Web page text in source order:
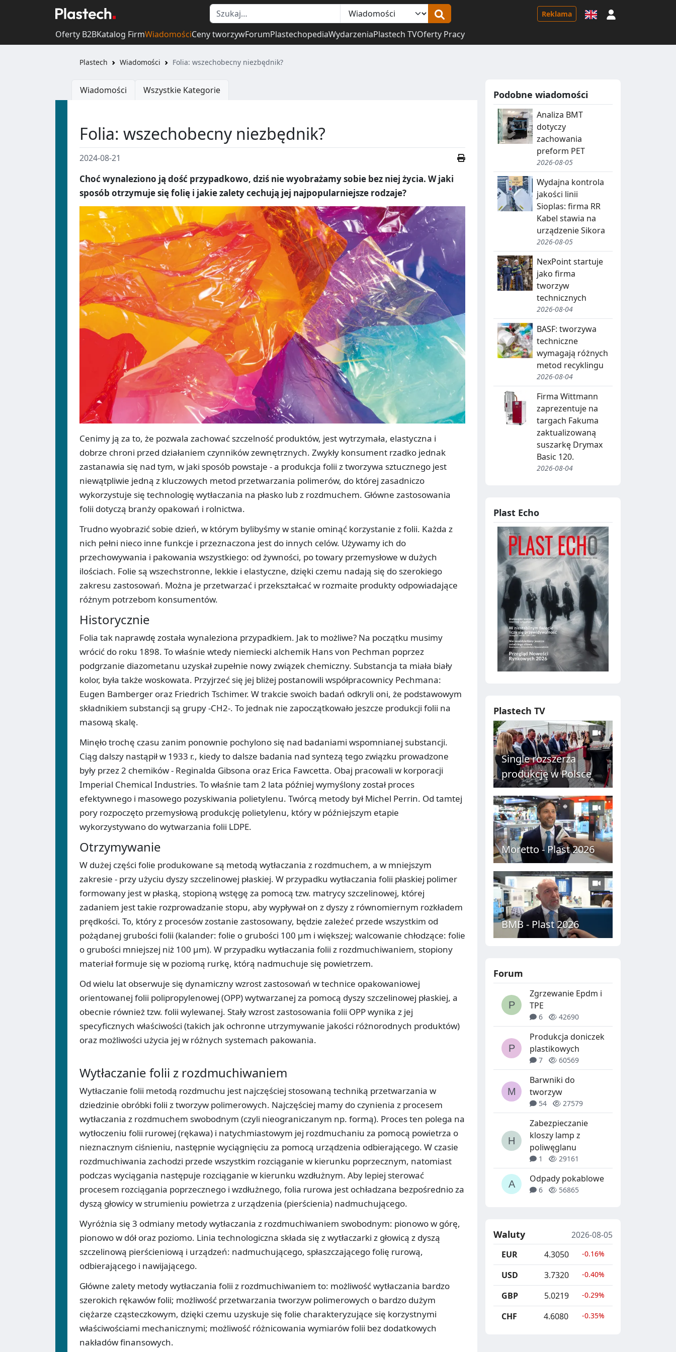
Reklama
Oferty B2BKatalog FirmWiadomościCeny tworzywForumPlastechopediaWydarzeniaPlastech TVOferty Pracy
Plastech Wiadomości Folia: wszechobecny niezbędnik?
Wiadomości Wszystkie Kategorie
Folia: wszechobecny niezbędnik?
2024-08-21
Choć wynaleziono ją dość przypadkowo, dziś nie wyobrażamy sobie bez niej życia. W jaki
sposób otrzymuje się folię i jakie zalety cechują jej najpopularniejsze rodzaje?
Cenimy ją za to, że pozwala zachować szczelność produktów, jest wytrzymała, elastyczna i
dobrze chroni przed działaniem czynników zewnętrznych. Zwykły konsument rzadko jednak
zastanawia się nad tym, w jaki sposób powstaje - a produkcja folii z tworzywa sztucznego jest
niewątpliwie jedną z kluczowych metod przetwarzania polimerów, do której zasadniczo
wykorzystuje się technologię wytłaczania na płasko lub z rozdmuchem. Główne zastosowania
folii dotyczą branży opakowań i rolnictwa.
Trudno wyobrazić sobie dzień, w którym bylibyśmy w stanie ominąć korzystanie z folii. Każda z
nich pełni nieco inne funkcje i przeznaczona jest do innych celów. Używamy ich do
przechowywania i pakowania wszystkiego: od żywności, po towary przemysłowe w dużych
ilościach. Folie są wszechstronne, lekkie i elastyczne, dzięki czemu nadają się do szerokiego
zakresu zastosowań. Można je przetwarzać i przekształcać w rozmaite produkty odpowiadające
różnym potrzebom konsumentów.
Historycznie
Folia tak naprawdę została wynaleziona przypadkiem. Jak to możliwe? Na początku musimy
wrócić do roku 1898. To właśnie wtedy niemiecki alchemik Hans von Pechman poprzez
podgrzanie diazometanu uzyskał zupełnie nowy związek chemiczny. Substancja ta miała biały
kolor, była także woskowata. Przyjrzeć się jej bliżej postanowili współpracownicy Pechmana:
Eugen Bamberger oraz Friedrich Tschimer. W trakcie swoich badań odkryli oni, że podstawowym
składnikiem substancji są grupy -CH2-. To jednak nie zapoczątkowało jeszcze produkcji folii na
masową skalę.
Minęło trochę czasu zanim ponownie pochylono się nad badaniami wspomnianej substancji.
Ciąg dalszy nastąpił w 1933 r., kiedy to dalsze badania nad syntezą tego związku prowadzone
były przez 2 chemików - Reginalda Gibsona oraz Erica Fawcetta. Obaj pracowali w korporacji
Imperial Chemical Industries. To właśnie tam 2 lata później wymyślony został proces
efektywnego i masowego pozyskiwania polietylenu. Twórcą metody był Michel Perrin. Od tamtej
pory rozpoczęto przemysłową produkcję polietylenu, który w późniejszym etapie
wykorzystywano do wytwarzania folii LDPE.
Otrzymywanie
W dużej części folie produkowane są metodą wytłaczania z rozdmuchem, a w mniejszym
zakresie - przy użyciu dyszy szczelinowej płaskiej. W przypadku wytłaczania folii płaskiej polimer
formowany jest w płaską, stopioną wstęgę za pomocą tzw. matrycy szczelinowej, której
zadaniem jest takie rozprowadzanie stopu, aby wypływał on z dyszy z równomiernym rozkładem
prędkości. To, który z procesów zostanie zastosowany, będzie zależeć przede wszystkim od
pożądanej grubości folii (kalander: folie o grubości 100 µm i większej; walcowanie chłodzące: folie
o grubości mniejszej niż 100 µm). W przypadku wytłaczania folii z rozdmuchiwaniem, stopiony
materiał formuje się w poziomą rurkę, którą nadmuchuje się powietrzem.
Od wielu lat obserwuje się dynamiczny wzrost zastosowań w technice opakowaniowej
orientowanej folii polipropylenowej (OPP) wytwarzanej za pomocą dyszy szczelinowej płaskiej, a
obecnie również tzw. folii wylewanej. Stały wzrost zastosowania folii OPP wynika z jej
specyficznych właściwości (takich jak ochronne utrzymywanie jakości różnorodnych produktów)
oraz możliwości użycia jej w różnych systemach pakowania.
Wytłaczanie folii z rozdmuchiwaniem
Wytłaczanie folii metodą rozdmuchu jest najczęściej stosowaną techniką przetwarzania w
dziedzinie obróbki folii z tworzyw polimerowych. Najczęściej mamy do czynienia z procesem
wytłaczania z rozdmuchem swobodnym (czyli nieograniczanym np. formą). Proces ten polega na
wytłoczeniu folii rurowej (rękawa) i natychmiastowym jej rozdmuchaniu za pomocą powietrza o
nieznacznym ciśnieniu, następnie wyciągnięciu za pomocą urządzenia odbierającego. W czasie
rozdmuchiwania zachodzi przede wszystkim rozciąganie w kierunku poprzecznym, natomiast
podczas wyciągania następuje rozciąganie w kierunku wzdłużnym. Aby lepiej sterować
procesem rozciągania poprzecznego i wzdłużnego, folia rurowa jest ochładzana bezpośrednio za
dyszą głowicy w strumieniu powietrza z urządzenia (pierścienia) nadmuchującego.
Wyróżnia się 3 odmiany metody wytłaczania z rozdmuchiwaniem swobodnym: pionowo w górę,
pionowo w dół oraz poziomo. Linia technologiczna składa się z wytłaczarki z głowicą z dyszą
szczelinową pierścieniową i urządzeń: nadmuchującego, spłaszczającego folię rurową,
odbierającego i nawijającego.
Główne zalety metody wytłaczania folii z rozdmuchiwaniem to: możliwość wytłaczania bardzo
szerokich rękawów folii; możliwość przetwarzania tworzyw polimerowych o bardzo dużym
ciężarze cząsteczkowym, dzięki czemu uzyskuje się folie charakteryzujące się korzystnymi
właściwościami mechanicznymi; możliwość różnicowania wymiarów folii bez dodatkowych
nakładów finansowych.
Podobne wiadomości
Analiza BMT
dotyczy
zachowania
preform PET
2026-08-05
Wydajna kontrola
jakości linii
Sioplas: firma RR
Kabel stawia na
urządzenie Sikora
2026-08-05
NexPoint startuje
jako firma
tworzyw
technicznych
2026-08-04
BASF: tworzywa
techniczne
wymagają różnych
metod recyklingu
2026-08-04
Firma Wittmann
zaprezentuje na
targach Fakuma
zaktualizowaną
suszarkę Drymax
Basic 120.
2026-08-04
Plast Echo
Plastech TV
Single rozszerza
produkcję w Polsce
Moretto - Plast 2026
BMB - Plast 2026
Forum
Zgrzewanie Epdm i
TPE
6 42690
Produkcja doniczek
plastikowych
7 60569
Barwniki do
tworzyw
54 27579
Zabezpieczanie
kloszy lamp z
poliwęglanu
1 29161
Odpady pokablowe
6 56865
Waluty
2026-08-05
EUR
4.3050 -0.16%
USD 3.7320 -0.40%
GBP 5.0219 -0.29%
CHF 4.6080 -0.35%